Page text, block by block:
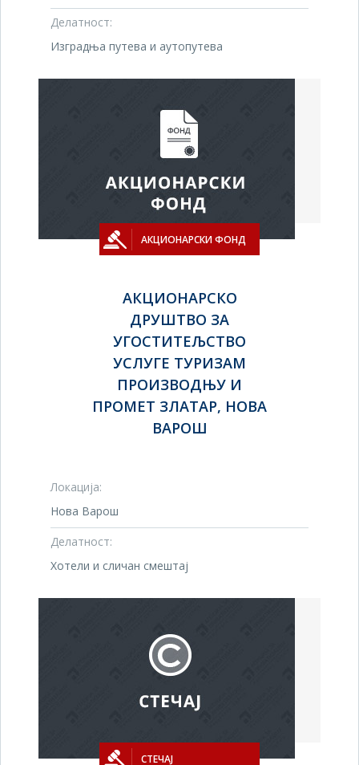
Делатност:
Изградња путева и аутопутева
АКЦИОНАРСКИ ФОНД
АКЦИОНАРСКО
ДРУШТВО ЗА
УГОСТИТЕЉСТВО
УСЛУГЕ ТУРИЗАМ
ПРОИЗВОДЊУ И
ПРОМЕТ ЗЛАТАР, НОВА
ВАРОШ
Локација:
Нова Варош
Делатност:
Хотели и сличан смештај
СТЕЧАЈ